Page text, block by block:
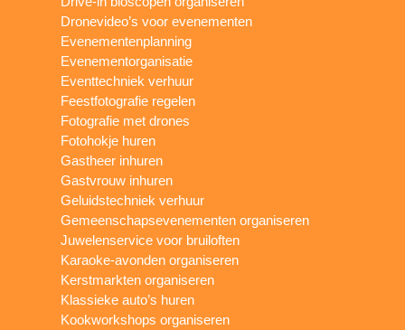
Dronevideo’s voor evenementen
Evenementenplanning
Evenementorganisatie
Eventtechniek verhuur
Feestfotografie regelen
Fotografie met drones
Fotohokje huren
Gastheer inhuren
Gastvrouw inhuren
Geluidstechniek verhuur
Gemeenschapsevenementen organiseren
Juwelenservice voor bruiloften
Karaoke-avonden organiseren
Kerstmarkten organiseren
Klassieke auto’s huren
Kookworkshops organiseren